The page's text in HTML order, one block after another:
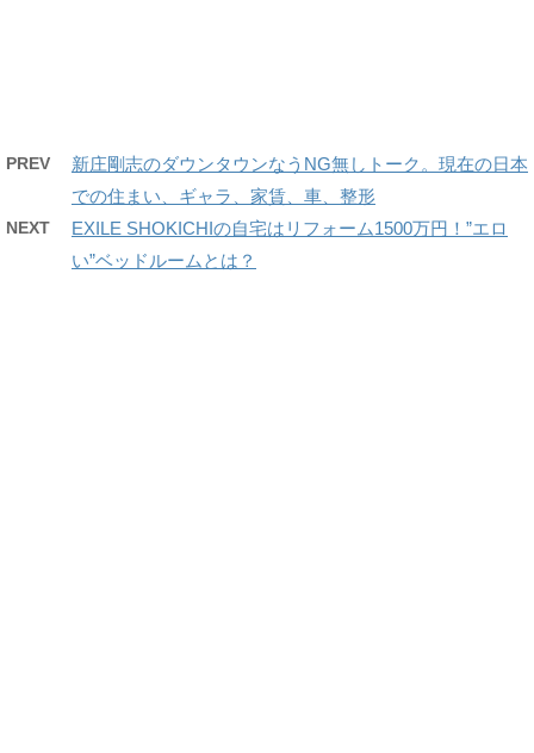
PREV
新庄剛志のダウンタウンなうNG無しトーク。現在の日本
での住まい、ギャラ、家賃、車、整形
NEXT
EXILE SHOKICHIの自宅はリフォーム1500万円！”エロ
い”ベッドルームとは？